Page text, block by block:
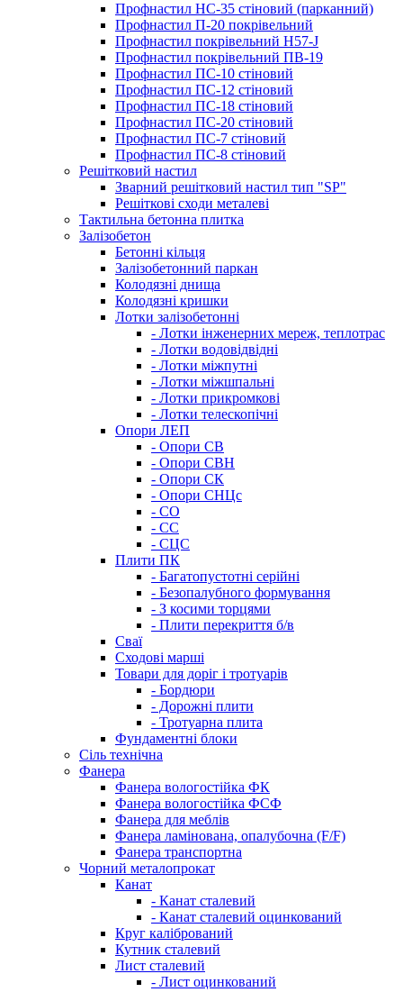
Профнастил НС-35 стіновий (парканний)
Профнастил П-20 покрівельний
Профнастил покрівельний H57-J
Профнастил покрівельний ПВ-19
Профнастил ПС-10 стіновий
Профнастил ПС-12 стіновий
Профнастил ПС-18 стіновий
Профнастил ПС-20 стіновий
Профнастил ПС-7 стіновий
Профнастил ПС-8 стіновий
Решітковий настил
Зварний решітковий настил тип "SP"
Решіткові сходи металеві
Тактильна бетонна плитка
Залізобетон
Бетонні кільця
Залізобетонний паркан
Колодязні днища
Колодязні кришки
Лотки залізобетонні
- Лотки інженерних мереж, теплотрас
- Лотки водовідвідні
- Лотки міжпутні
- Лотки міжшпальні
- Лотки прикромкові
- Лотки телескопічні
Опори ЛЕП
- Опори СВ
- Опори СВН
- Опори СК
- Опори СНЦс
- СО
- СС
- СЦС
Плити ПК
- Багатопустотні серійні
- Безопалубного формування
- З косими торцями
- Плити перекриття б/в
Сваї
Сходові марші
Товари для доріг і тротуарів
- Бордюри
- Дорожні плити
- Тротуарна плита
Фундаментні блоки
Сіль технічна
Фанера
Фанера вологостійка ФК
Фанера вологостійка ФСФ
Фанера для меблів
Фанера ламінована, опалубочна (F/F)
Фанера транспортна
Чорний металопрокат
Канат
- Канат сталевий
- Канат сталевий оцинкований
Круг калібрований
Кутник сталевий
Лист сталевий
- Лист оцинкований